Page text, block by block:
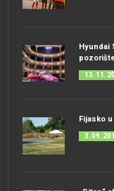
Hyundai
13. 11.
Fijasko
3. 09.